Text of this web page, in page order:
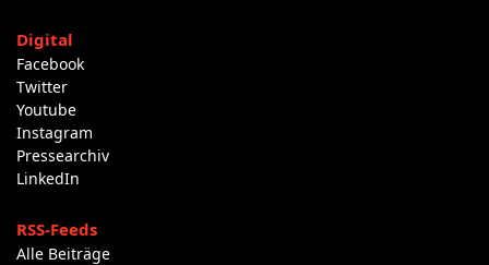
Digital
Facebook
Twitter
Youtube
Instagram
Pressearchiv
LinkedIn
RSS-Feeds
Alle Beiträge